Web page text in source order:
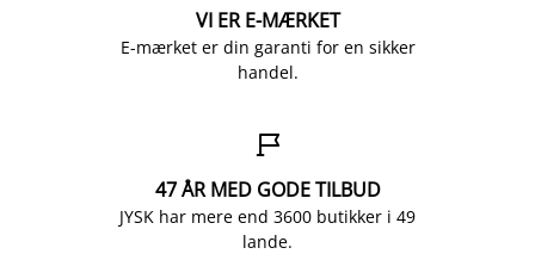
VI ER E-MÆRKET
E-mærket er din garanti for en sikker
handel.

47 ÅR MED GODE TILBUD
JYSK har mere end 3600 butikker i 49
lande.